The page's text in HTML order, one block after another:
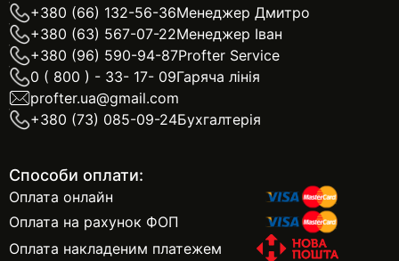
+380 (66) 132-56-36Менеджер Дмитро
+380 (63) 567-07-22Менеджер Іван
+380 (96) 590-94-87Profter Service
0 ( 800 ) - 33- 17- 09Гаряча лінія
profter.ua@gmail.com
+380 (73) 085-09-24Бухгалтерія
Способи оплати:
Оплата онлайн
Оплата на рахунок ФОП
Оплата накладеним платежем